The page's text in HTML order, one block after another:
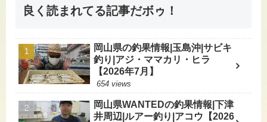
良く読まれてる記事だボゥ！
岡山県の釣果情報|玉島沖|サビキ
釣り|アジ・ママカリ・ヒラ
【2026年7月】
654 views
岡山県WANTEDの釣果情報|下津
井周辺|ルアー釣り|アコウ【2026